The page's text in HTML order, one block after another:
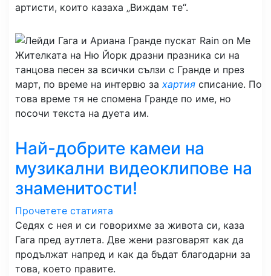
артисти, които казаха „Виждам те“.
Жителката на Ню Йорк дразни празника си на
танцова песен за всички сълзи с Гранде и през
март, по време на интервю за хартия списание. По
това време тя не спомена Гранде по име, но
посочи текста на дуета им.
Най-добрите камеи на
музикални видеоклипове на
знаменитости!
Прочетете статията
Седях с нея и си говорихме за живота си, каза
Гага пред аутлета. Две жени разговарят как да
продължат напред и как да бъдат благодарни за
това, което правите.